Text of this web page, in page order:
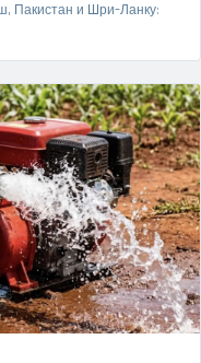
Пакистан и Шри-Ланку: